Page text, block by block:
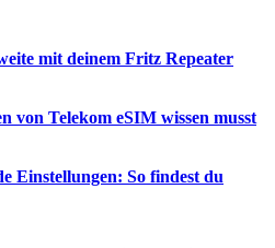
mit deinem Fritz Repeater
von Telekom eSIM wissen musst
Einstellungen: So findest du